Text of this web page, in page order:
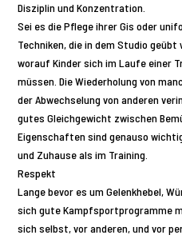
Disziplin und Konzentration.
Sei es die Pflege ihrer Gis oder
Techniken, die in dem Studio geübt
worauf Kinder sich im Laufe einer
müssen. Die Wiederholung von
der Abwechselung von anderen
gutes Gleichgewicht zwischen
Eigenschaften sind genauso
und Zuhause als im Training.
Respekt
Lange bevor es um Gelenkhebel,
sich gute Kampfsportprogramme
sich selbst, vor anderen, und vor